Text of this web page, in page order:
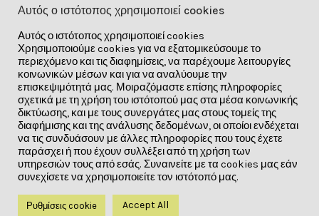
About Me
Το έργο αυτό έχει χρηματοδοτηθεί
από το πρόγραμμα έρευνας και
καινοτομίας «Ορίζοντας 2020» της
Ευρωπαϊκής Ενωσης στο πλαίσιο της
συμφωνίας επιχορήγησης υπ’ αριθ. 841850.
Αυτός ο ιστότοπος χρησιμοποιεί cookies
Αυτός ο ιστότοπος χρησιμοποιεί cookies
Χρησιμοποιούμε cookies για να εξατομικεύσουμε το
περιεχόμενο και τις διαφημίσεις, να παρέχουμε λειτουργίες
κοινωνικών μέσων και για να αναλύουμε την
επισκεψιμότητά μας. Μοιραζόμαστε επίσης πληροφορίες
σχετικά με τη χρήση του ιστότοπού μας στα μέσα κοινωνικής
δικτύωσης, και με τους συνεργάτες μας στους τομείς της
διαφήμισης και της ανάλυσης δεδομένων, οι οποίοι ενδέχεται
να τις συνδυάσουν με άλλες πληροφορίες που τους έχετε
παράσχει ή που έχουν συλλέξει από τη χρήση των
υπηρεσιών τους από εσάς. Συναινείτε με τα cookies μας εάν
συνεχίσετε να χρησιμοποιείτε τον ιστότοπό μας.
Ρυθμίσεις cookie Accept All